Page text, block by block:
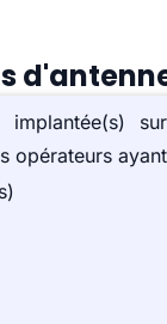
opérateurs